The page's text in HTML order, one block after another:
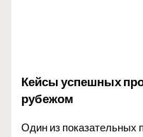
Кейсы успешных
рубежом
Один из показательных